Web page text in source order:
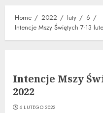
Home 2022 luty
6
Intencje Mszy Świętych 7-13
Intencje Mszy
2022
6 LUTEGO 2022